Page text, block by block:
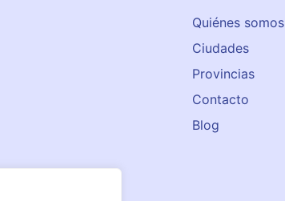
Quiénes somos
Ciudades
Provincias
Contacto
Blog